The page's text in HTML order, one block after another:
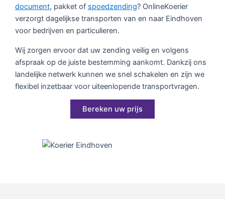
document, pakket of spoedzending? OnlineKoerier
verzorgt dagelijkse transporten van en naar Eindhoven
voor bedrijven en particulieren.
Wij zorgen ervoor dat uw zending veilig en volgens
afspraak op de juiste bestemming aankomt. Dankzij ons
landelijke netwerk kunnen we snel schakelen en zijn we
flexibel inzetbaar voor uiteenlopende transportvragen.
Bereken uw prijs